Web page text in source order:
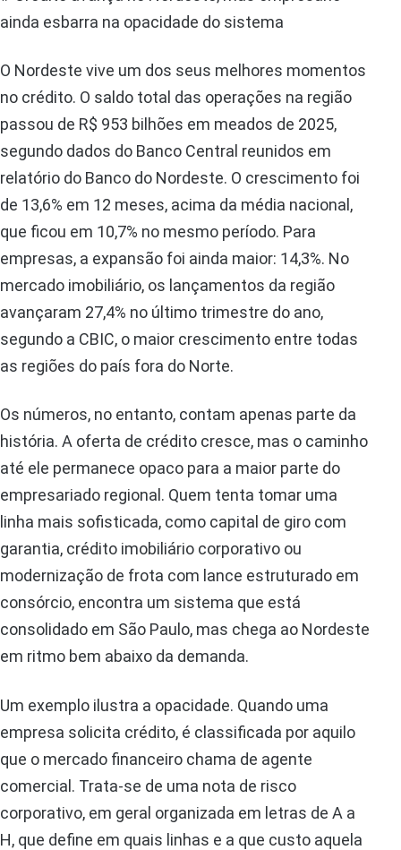
ainda esbarra na opacidade do sistema
O Nordeste vive um dos seus melhores momentos
no crédito. O saldo total das operações na região
passou de R$ 953 bilhões em meados de 2025,
segundo dados do Banco Central reunidos em
relatório do Banco do Nordeste. O crescimento foi
de 13,6% em 12 meses, acima da média nacional,
que ficou em 10,7% no mesmo período. Para
empresas, a expansão foi ainda maior: 14,3%. No
mercado imobiliário, os lançamentos da região
avançaram 27,4% no último trimestre do ano,
segundo a CBIC, o maior crescimento entre todas
as regiões do país fora do Norte.
Os números, no entanto, contam apenas parte da
história. A oferta de crédito cresce, mas o caminho
até ele permanece opaco para a maior parte do
empresariado regional. Quem tenta tomar uma
linha mais sofisticada, como capital de giro com
garantia, crédito imobiliário corporativo ou
modernização de frota com lance estruturado em
consórcio, encontra um sistema que está
consolidado em São Paulo, mas chega ao Nordeste
em ritmo bem abaixo da demanda.
Um exemplo ilustra a opacidade. Quando uma
empresa solicita crédito, é classificada por aquilo
que o mercado financeiro chama de agente
comercial. Trata-se de uma nota de risco
corporativo, em geral organizada em letras de A a
H, que define em quais linhas e a que custo aquela